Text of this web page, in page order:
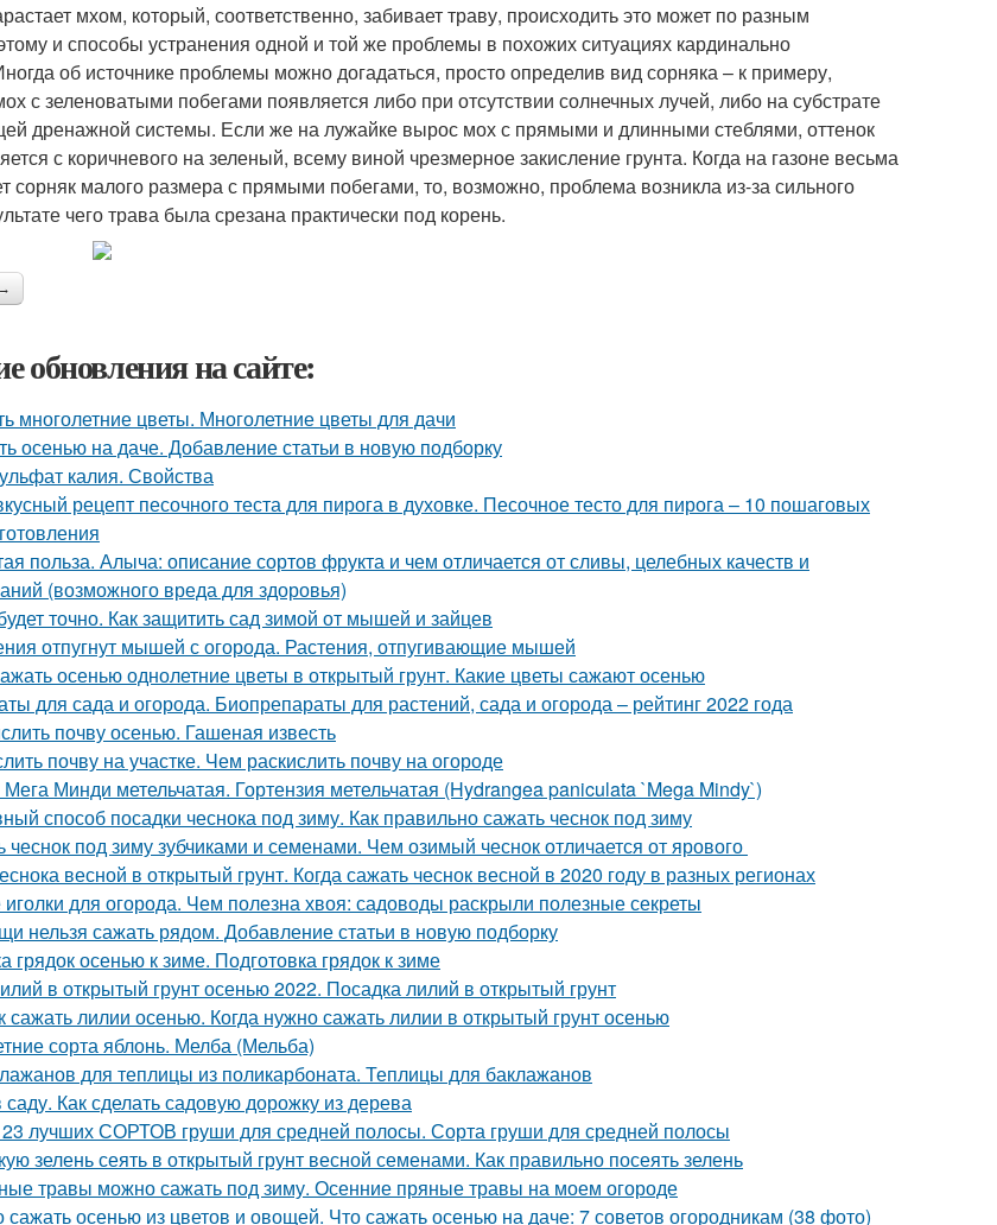
мхом, который, соответственно, забивает траву, происходить это может по разным
и способы устранения одной и той же проблемы в похожих ситуациях кардинально
об источнике проблемы можно догадаться, просто определив вид сорняка – к примеру,
с зеленоватыми побегами появляется либо при отсутствии солнечных лучей, либо на субстрате
дренажной системы. Если же на лужайке вырос мох с прямыми и длинными стеблями, оттенок
с коричневого на зеленый, всему виной чрезмерное закисление грунта. Когда на газоне весьма
сорняк малого размера с прямыми побегами, то, возможно, проблема возникла из-за сильного
чего трава была срезана практически под корень.
обновления на сайте:
многолетние цветы. Многолетние цветы для дачи
осенью на даче. Добавление статьи в новую подборку
калия. Свойства
рецепт песочного теста для пирога в духовке. Песочное тесто для пирога – 10 пошаговых
польза. Алыча: описание сортов фрукта и чем отличается от сливы, целебных качеств и
(возможного вреда для здоровья)
точно. Как защитить сад зимой от мышей и зайцев
отпугнут мышей с огорода. Растения, отпугивающие мышей
осенью однолетние цветы в открытый грунт. Какие цветы сажают осенью
для сада и огорода. Биопрепараты для растений, сада и огорода – рейтинг 2022 года
почву осенью. Гашеная известь
почву на участке. Чем раскислить почву на огороде
Мега Минди метельчатая. Гортензия метельчатая (Hydrangea paniculata `Mega Mindy`)
способ посадки чеснока под зиму. Как правильно сажать чеснок под зиму
чеснок под зиму зубчиками и семенами. Чем озимый чеснок отличается от ярового
весной в открытый грунт. Когда сажать чеснок весной в 2020 году в разных регионах
для огорода. Чем полезна хвоя: садоводы раскрыли полезные секреты
нельзя сажать рядом. Добавление статьи в новую подборку
грядок осенью к зиме. Подготовка грядок к зиме
в открытый грунт осенью 2022. Посадка лилий в открытый грунт
сажать лилии осенью. Когда нужно сажать лилии в открытый грунт осенью
сорта яблонь. Мелба (Мельба)
для теплицы из поликарбоната. Теплицы для баклажанов
Как сделать садовую дорожку из дерева
лучших СОРТОВ груши для средней полосы. Сорта груши для средней полосы
зелень сеять в открытый грунт весной семенами. Как правильно посеять зелень
травы можно сажать под зиму. Осенние пряные травы на моем огороде
осенью из цветов и овощей. Что сажать осенью на даче: 7 советов огородникам (38 фото)